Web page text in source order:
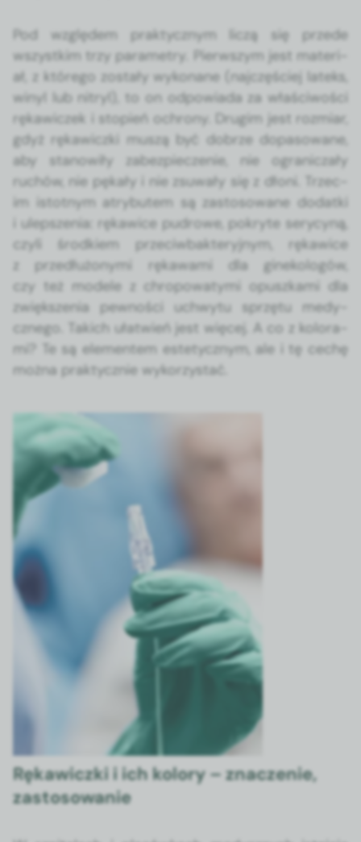
Pod wzglę­dem prak­ty­cznym liczą się przede
wszys­tkim trzy para­me­try. Pier­wszym jest mate­ri­
ał, z którego zostały wyko­nane (najczęś­ciej lateks,
winyl lub nit­ryl), to on odpowia­da za właś­ci­woś­ci
rękaw­iczek i stopień ochrony. Drugim jest rozmi­ar,
gdyż rękaw­icz­ki muszą być dobrze dopa­sowane,
aby stanow­iły zabez­piecze­nie, nie ogranicza­ły
ruchów, nie pękały i nie zsuwały się z dłoni. Trzec­
im istot­nym atry­butem są zas­tosowane dodat­ki
i ulep­szenia: rękaw­ice pudrowe, pokryte serycyną,
czyli środ­kiem prze­ci­w­bak­teryjnym, rękaw­ice
z przedłużony­mi rękawa­mi dla ginekologów,
czy też mod­ele z chro­powaty­mi opuszka­mi dla
zwięk­szenia pewnoś­ci uch­wytu sprzę­tu medy­
cznego. Takich ułatwień jest więcej. A co z kolora­
mi? Te są ele­mentem este­ty­cznym, ale i tę cechę
moż­na prak­ty­cznie wyko­rzys­tać.
Rękawiczki i ich kolory – znaczenie,
zastosowanie